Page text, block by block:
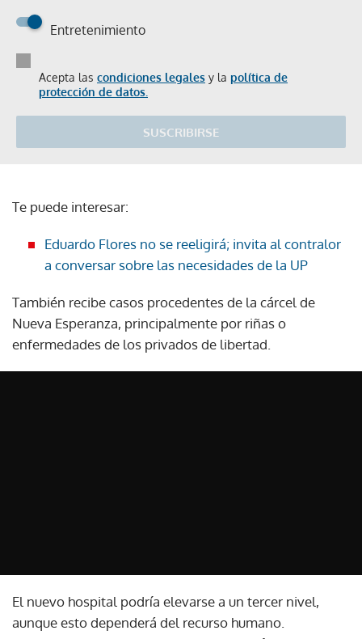
Entretenimiento
Acepta las condiciones legales y la política de
protección de datos.
SUSCRIBIRSE
Te puede interesar:
Eduardo Flores no se reeligirá; invita al contralor
a conversar sobre las necesidades de la UP
También recibe casos procedentes de la cárcel de
Nueva Esperanza, principalmente por riñas o
enfermedades de los privados de libertad.
El nuevo hospital podría elevarse a un tercer nivel,
aunque esto dependerá del recurso humano.